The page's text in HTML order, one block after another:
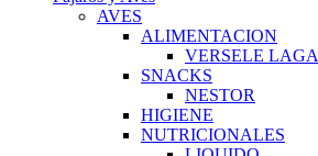
AVES
ALIMENTACION
VERSELE LAGA
SNACKS
NESTOR
HIGIENE
NUTRICIONALES